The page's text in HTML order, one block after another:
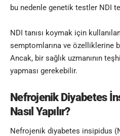
bu nedenle genetik testler NDI
NDI tanısı koymak için
semptomlarına ve özelliklerine
Ancak, bir sağlık uzmanının
yapması gerekebilir.
Nefrojenik Diyabetes
Nasıl Yapılır?
Nefrojenik diyabetes insipidus